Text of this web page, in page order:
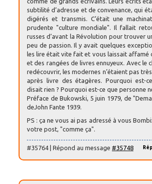
subtilité d’adresse et de convenance, qui
digérés et transmis. C’était une
prudente "culture mondiale". Il fallait
russes d’avant la Révolution pour trouver
peu de passion. Il y avait quelques
les lire était vite fait et vous laissait affamé
et des rangées de livres ennuyeux. Avec le
redécouvrir, les modernes n’étaient pas
après livre des étagères. Pourquoi est-
disait rien ? Pourquoi est-ce que personne
Préface de Bukowski, 5 juin 1979, de
deJohn Fante 1939.
PS : ça ne vous ai pas adressé à vous
votre post, "comme ça".
#35764 | Répond au message #35748